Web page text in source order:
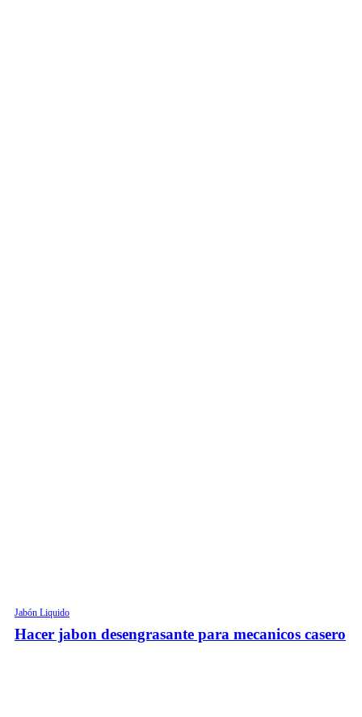
Jabón Liquido
Hacer jabon desengrasante para mecanicos casero